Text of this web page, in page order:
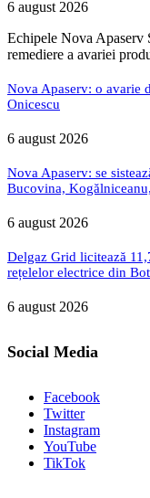
6 august 2026
Echipele Nova Apaserv
remediere a avariei
Nova Apaserv: o avarie
Onicescu
6 august 2026
Nova Apaserv: se
Bucovina,
6 august 2026
Delgaz Grid licitează
rețelelor electrice din
6 august 2026
Social Media
Facebook
Twitter
Instagram
YouTube
TikTok